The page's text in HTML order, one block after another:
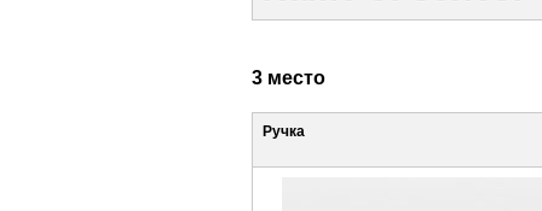
3 место
Ручка